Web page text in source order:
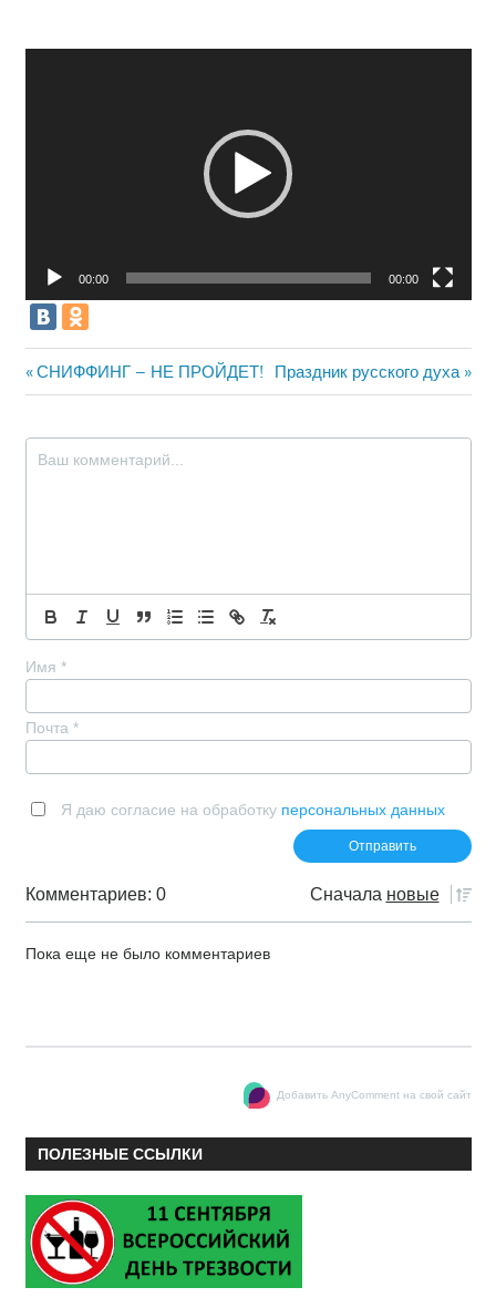
00:00 00:00
Навигация
записям
Предыдущая
запись:
СНИФФИНГ – НЕ ПРОЙДЕТ!
Следующая
запись:
Праздник русского духа
Имя *
Почта *
Я даю согласие на обработку персональных данных
Комментариев: 0 Сначала новые
Пока еще не было комментариев
Добавить AnyComment на свой сайт
ПОЛЕЗНЫЕ ССЫЛКИ